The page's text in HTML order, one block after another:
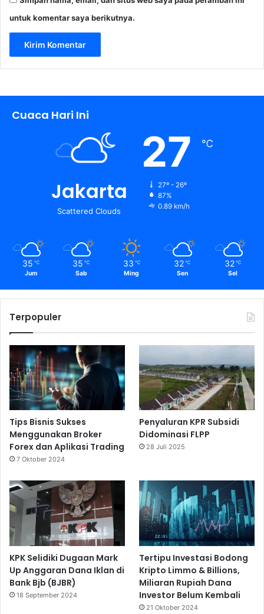
untuk komentar saya berikutnya.
Cuaca Hari Ini
Jakarta
Scattered Clouds
27 ℃
27º - 26º
87%
0.89 km/h
35 ℃
Jum
35 ℃
Sab
33 ℃
Ming
32 ℃
Sen
32 ℃
Sel
Terpopuler
Tips Bisnis Sukses
Menggunakan Broker
Forex dan Aplikasi Trading
7 Oktober 2024
Penyaluran KPR Subsidi
Didominasi FLPP
28 Juli 2025
KPK Selidiki Dugaan Mark
Up Anggaran Dana Iklan di
Bank Bjb (BJBR)
18 September 2024
Tertipu Investasi Bodong
Kripto Limmo & Billions,
Miliaran Rupiah Dana
Investor Belum Kembali
21 Oktober 2024